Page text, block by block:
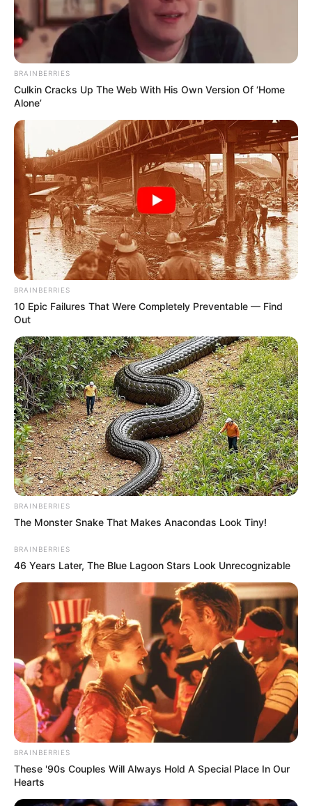
BRAINBERRIES
Culkin Cracks Up The Web With His Own Version Of ‘Home
Alone’
BRAINBERRIES
10 Epic Failures That Were Completely Preventable — Find
Out
BRAINBERRIES
The Monster Snake That Makes Anacondas Look Tiny!
BRAINBERRIES
46 Years Later, The Blue Lagoon Stars Look Unrecognizable
BRAINBERRIES
These '90s Couples Will Always Hold A Special Place In Our
Hearts